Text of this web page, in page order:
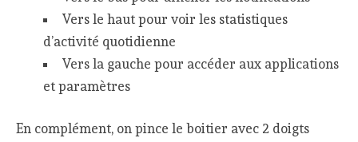
Vers le haut pour voir les statistiques
d’activité quotidienne
Vers la gauche pour accéder aux applications
et paramètres
En complément, on pince le boitier avec 2 doigts